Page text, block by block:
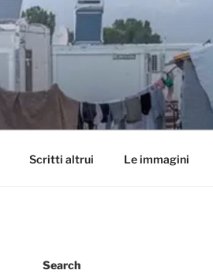
Scritti altrui Le immagini
Search